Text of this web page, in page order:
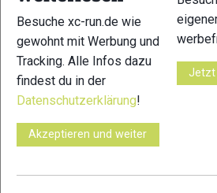
Distanzen:
EUT102: 102km – 5.628 HM
EUT53: 52,6km – 2.669 HM
ET23: 22,8km – 1.064 HM
ET16: 16,3km – 791 HM
Weitere Infos und Anmeldung unter:
https://www.engadinultratrail.ch/
Besuche xc-run.de wie
gewohnt mit Werbung und
Tracking. Alle Infos dazu
findest du in der
Datenschutzerklärung!
Akzeptieren und weiter
Jetzt